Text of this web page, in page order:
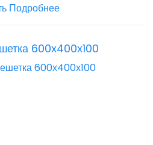
Подробнее
600х400х100